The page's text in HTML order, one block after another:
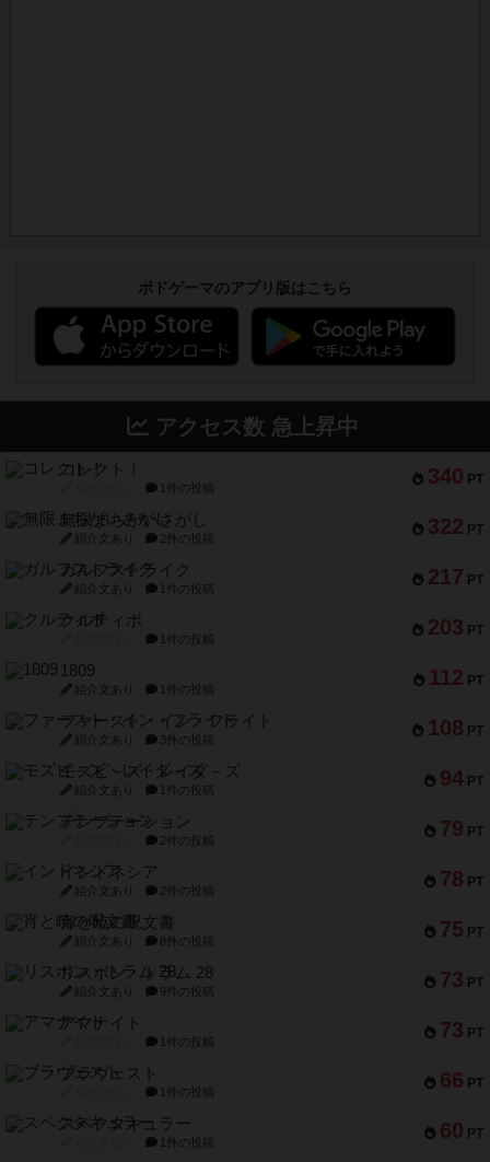
ボドゲーマのアプリ版はこちら
アクセス数 急上昇中
340 PT
コレクト！
1件の投稿
322 PT
無限まちがいさがし
紹介文あり 2件の投稿
217 PT
ガルフストライク
紹介文あり 1件の投稿
203 PT
クルティボ
1件の投稿
112 PT
1809
紹介文あり 1件の投稿
108 PT
ファースト・イン・フライト
紹介文あり 3件の投稿
94 PT
モズビ－ズ・レイダ－ズ
紹介文あり 1件の投稿
79 PT
テンプテーション
2件の投稿
78 PT
インドネシア
紹介文あり 2件の投稿
75 PT
宵と暁の呪文書
紹介文あり 8件の投稿
73 PT
リスボン・トラム 28
紹介文あり 9件の投稿
73 PT
アマナイト
1件の投稿
66 PT
ブラヴェスト
1件の投稿
60 PT
スペクタキュラー
1件の投稿